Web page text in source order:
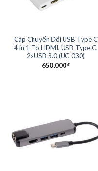
Cáp Chuyển Đổi USB Type C
4 in 1 To HDMI, USB Type C,
2xUSB 3.0 (UC-030)
650,000₫